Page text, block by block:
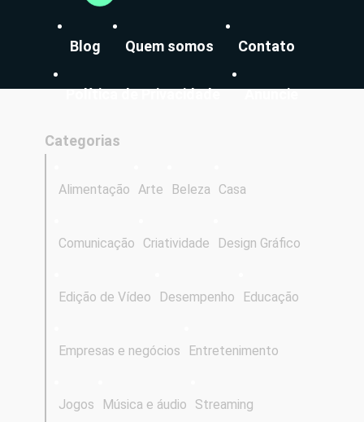
Blog Quem somos Contato
Política de Privacidade Anuncie
Categorias
Alimentação Arte Beleza Casa
Comunicação Criatividade Design Gráfico
Edição de Vídeo Desempenho Educação
Empresas e negócios Entretenimento
Jogos Música e áudio Streaming